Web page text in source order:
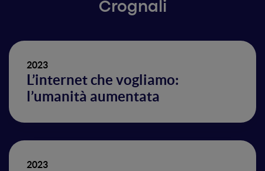
Crognali
2023
L’internet che vogliamo:
l’umanità aumentata
2023